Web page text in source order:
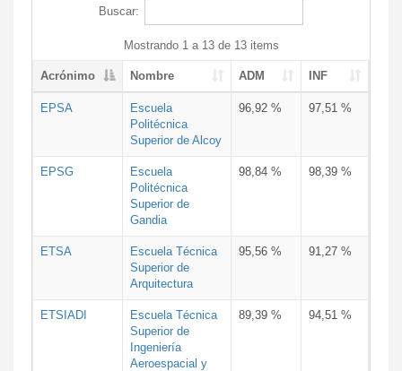
Buscar:
Mostrando 1 a 13 de 13 items
Acrónimo Nombre ADM INF
EPSA
Escuela
Politécnica
Superior de Alcoy
96,92 % 97,51 %
EPSG
Escuela
Politécnica
Superior de
Gandia
98,84 % 98,39 %
ETSA
Escuela Técnica
Superior de
Arquitectura
95,56 % 91,27 %
ETSIADI
Escuela Técnica
Superior de
Ingeniería
Aeroespacial y
89,39 % 94,51 %